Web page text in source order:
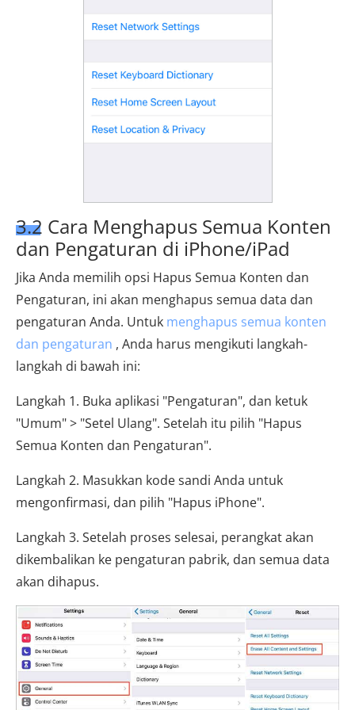
3.2 Cara Menghapus Semua Konten
dan Pengaturan di iPhone/iPad
Jika Anda memilih opsi Hapus Semua Konten dan
Pengaturan, ini akan menghapus semua data dan
pengaturan Anda. Untuk menghapus semua konten
dan pengaturan , Anda harus mengikuti langkah-
langkah di bawah ini:
Langkah 1. Buka aplikasi "Pengaturan", dan ketuk
"Umum" > "Setel Ulang". Setelah itu pilih "Hapus
Semua Konten dan Pengaturan".
Langkah 2. Masukkan kode sandi Anda untuk
mengonfirmasi, dan pilih "Hapus iPhone".
Langkah 3. Setelah proses selesai, perangkat akan
dikembalikan ke pengaturan pabrik, dan semua data
akan dihapus.